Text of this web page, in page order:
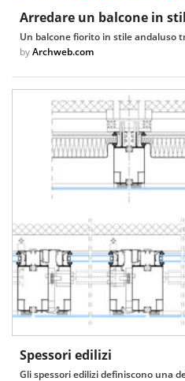
Arredare un balcone in
Un balcone fiorito in stile andaluso
byArchweb.com
Spessori edilizi
Gli spessori edilizi definiscono una